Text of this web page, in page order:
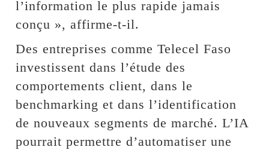
l’information le plus rapide jamais
conçu », affirme-t-il.
Des entreprises comme Telecel Faso
investissent dans l’étude des
comportements client, dans le
benchmarking et dans l’identification
de nouveaux segments de marché. L’IA
pourrait permettre d’automatiser une